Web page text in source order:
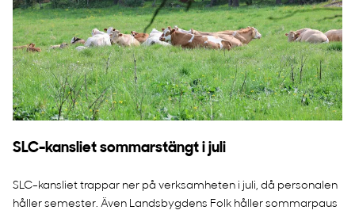
SLC-kansliet sommarstängt i juli
SLC-kansliet trappar ner på verksamheten i juli, då personalen
håller semester. Även Landsbygdens Folk håller sommarpaus